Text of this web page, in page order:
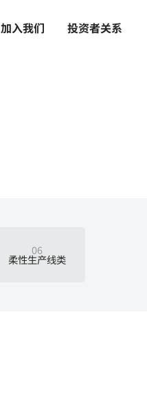
加入我们 投资者关系
06
柔性生产线类